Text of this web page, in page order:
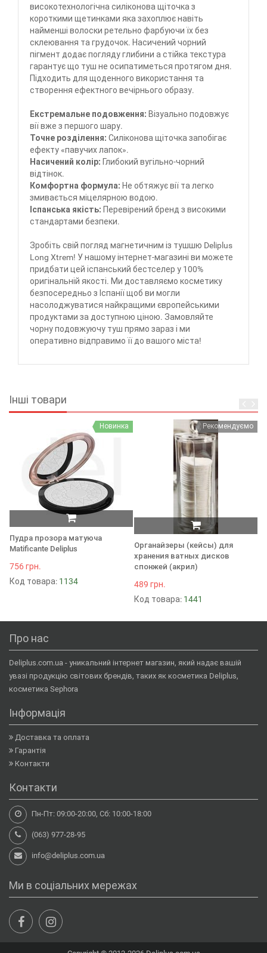
високотехнологічна силіконова щіточка з
короткими щетинками яка захоплює навіть
найменші волоски ретельно фарбуючи їх без
склеювання та грудочок. Насичений чорний
пігмент додає погляду глибини а стійка текстура
гарантує що туш не осипатиметься протягом дня.
Підходить для щоденного використання та
створення ефектного вечірнього образу.
Екстремальне подовження: Візуально подовжує
вії вже з першого шару.
Точне розділення: Силіконова щіточка запобігає
ефекту «павучих лапок».
Насичений колір: Глибокий вугільно-чорний
відтінок.
Комфортна формула: Не обтяжує вії та легко
змивається міцелярною водою.
Іспанська якість: Перевірений бренд з високими
стандартами безпеки.
Зробіть свій погляд магнетичним із тушшю Deliplus
Long Xtrem! У нашому інтернет-магазині ви можете
придбати цей іспанський бестселер у 100%
оригінальній якості. Ми доставляємо косметику
безпосередньо з Іспанії щоб ви могли
насолоджуватися найкращими європейськими
продуктами за доступною ціною. Замовляйте
чорну подовжуючу туш прямо зараз і ми
оперативно відправимо її до вашого міста!
Інші товари
Новинка
Пудра прозора матуюча
Matificante Deliplus
756 грн.
Код товара: 1134
Рекомендуємо
Органайзеры (кейсы) для
хранения ватных дисков
спонжей (акрил)
489 грн.
Код товара: 1441
Про нас
Deliplus.com.ua - уникальний інтернет магазин, який надає вашій
увазі продукцію світових брендів, таких як косметика Deliplus,
косметика Sephora
Інформація
Доставка та оплата
Гарантія
Контакти
Контакти
Пн-Пт: 09:00-20:00, Сб: 10:00-18:00
(063) 977-28-95
info@deliplus.com.ua
Ми в соціальних мережах